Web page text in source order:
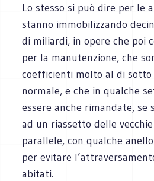
Lo stesso si può dire per le
stanno immobilizzando
di miliardi, in opere che poi
per la manutenzione, che
coefficienti molto al di
normale, e che in qualche
essere anche rimandate, se
ad un riassetto delle
parallele, con qualche
per evitare
abitati.